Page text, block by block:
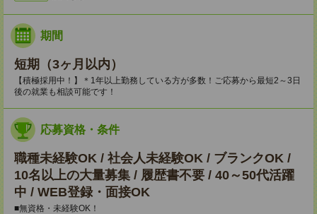
期間
短期（3ヶ月以内）
【積極採用中！】＊1年以上勤務している方が多数！ご応募から最短2～3日
後の就業も相談可能です！
応募資格・条件
職種未経験OK / 社会人未経験OK / ブランクOK /
10名以上の大量募集 / 履歴書不要 / 40～50代活躍
中 / WEB登録・面接OK
■無資格・未経験OK！